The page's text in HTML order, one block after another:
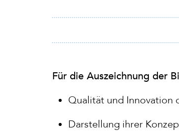
Für die Auszeichnung der
Qualität und Innovation
Darstellung ihrer